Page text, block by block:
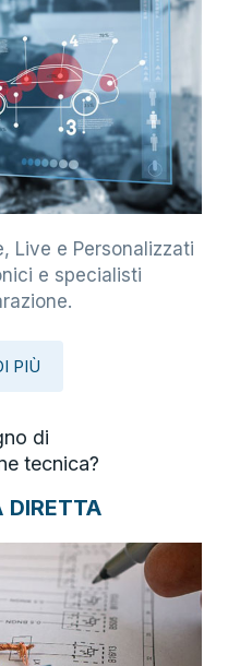
Live e Personalizzati
e specialisti
PIÙ
di
tecnica?
DIRETTA